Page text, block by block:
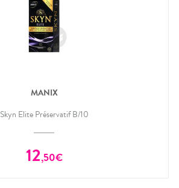
MANIX
Skyn Elite Préservatif B/10
12,50€